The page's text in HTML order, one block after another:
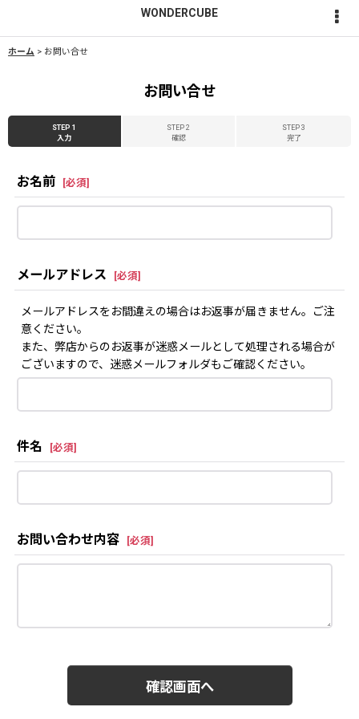
WONDERCUBE
ホーム > お問い合せ
お問い合せ
STEP 1
入力
STEP 2
確認
STEP 3
完了
お名前 [必須]
メールアドレス [必須]
メールアドレスをお間違えの場合はお返事が届きません。ご注
意ください。
また、弊店からのお返事が迷惑メールとして処理される場合が
ございますので、迷惑メールフォルダもご確認ください。
件名 [必須]
お問い合わせ内容 [必須]
確認画面へ